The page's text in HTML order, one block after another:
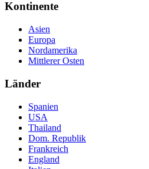
Kontinente
Asien
Europa
Nordamerika
Mittlerer Osten
Länder
Spanien
USA
Thailand
Dom. Republik
Frankreich
England